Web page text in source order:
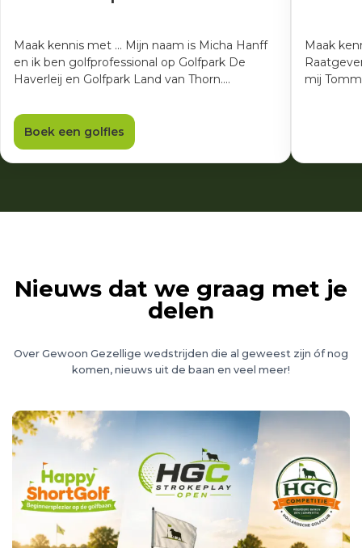
Maak kennis met ... Mijn naam is Micha Hanff
en ik ben golfprofessional op Golfpark De
Haverleij en Golfpark Land van Thorn.…
Boek een golfles
Maak
mij
Nieuws dat we graag met je
delen
Over Gewoon Gezellige wedstrijden die al geweest zijn óf nog
komen, nieuws uit de baan en veel meer!